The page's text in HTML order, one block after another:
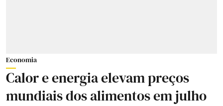
Economia
Calor e energia elevam preços
mundiais dos alimentos em julho